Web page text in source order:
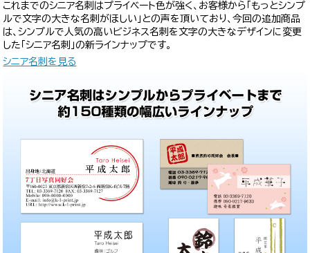
これまでのシニア名刺はプライベート色が強く、お客様から「もっとシンプ
ルで文字の大きな名刺がほしい」との声を頂いており、今回の追加商品
は、シンプルで人気の高いビジネス名刺を文字の大きなデザインに変更
した「シニア名刺」の新ラインナップです。
シニア名刺を見る